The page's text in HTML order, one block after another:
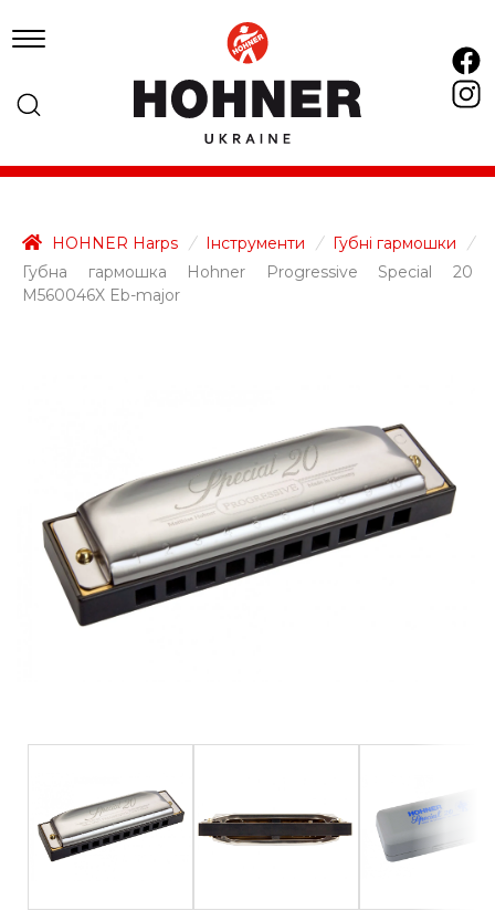
HOHNER Harps / Інструменти / Губні гармошки
/
Губна гармошка Hohner Progressive Special 20
M560046X Eb-major